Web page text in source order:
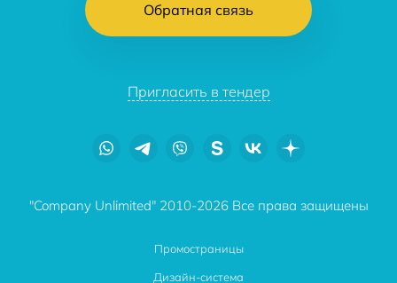
Обратная связь
Пригласить в тендер
"Company Unlimited" 2010-2026 Все права защищены
Промостраницы
Дизайн-система